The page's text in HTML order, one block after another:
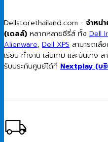
Dellstorethailand.com - จำหน่
(เดลล์) หลากหลายซีรี่ส์ ทั้ง Dell
Alienware, Dell XPS สามารถเลื
เรียน ทำงาน เล่นเกม และบันเทิง
รับประกันศูนย์ได้ที่ Nextplay (บ